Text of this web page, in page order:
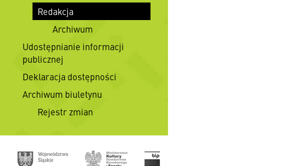
Redakcja
Archiwum
Udostępnianie informacji
publicznej
Deklaracja dostępności
Archiwum biuletynu
Rejestr zmian